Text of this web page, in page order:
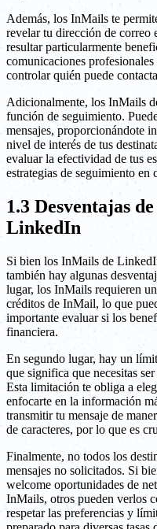
Además, los InMails te
revelar tu dirección de correo
resultar particularmente
comunicaciones
controlar quién puede
Adicionalmente, los InMails
función de seguimiento.
mensajes, proporcionándote
nivel de interés de tus
evaluar la efectividad de tus
estrategias de seguimiento en
1.3 Desventajas
LinkedIn
Si bien los InMails de
también hay algunas
lugar, los InMails requieren
créditos de InMail, lo que
importante evaluar si los
financiera.
En segundo lugar, hay un
que significa que necesitas
Esta limitación te obliga a
enfocarte en la información
transmitir tu mensaje de
de caracteres, por lo que es
Finalmente, no todos los
mensajes no solicitados. Si
welcome oportunidades de
InMails, otros pueden verlos
respetar las preferencias y